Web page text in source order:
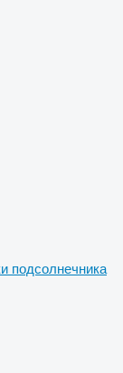
подсолнечника